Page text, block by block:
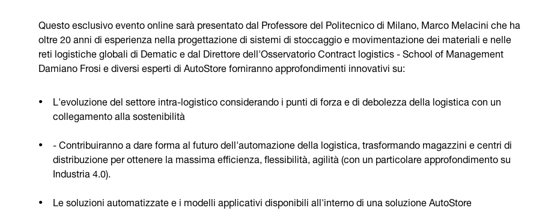
Questo esclusivo evento online sarà presentato dal Professore del Politecnico di Milano, Marco Melacini che ha
oltre 20 anni di esperienza nella progettazione di sistemi di stoccaggio e movimentazione dei materiali e nelle
reti logistiche globali di Dematic e dal Direttore dell'Osservatorio Contract logistics - School of Management
Damiano Frosi e diversi esperti di AutoStore forniranno approfondimenti innovativi su:
L'evoluzione del settore intra-logistico considerando i punti di forza e di debolezza della logistica con un
collegamento alla sostenibilità
- Contribuiranno a dare forma al futuro dell'automazione della logistica, trasformando magazzini e centri di
distribuzione per ottenere la massima efficienza, flessibilità, agilità (con un particolare approfondimento su
Industria 4.0).
Le soluzioni automatizzate e i modelli applicativi disponibili all'interno di una soluzione AutoStore